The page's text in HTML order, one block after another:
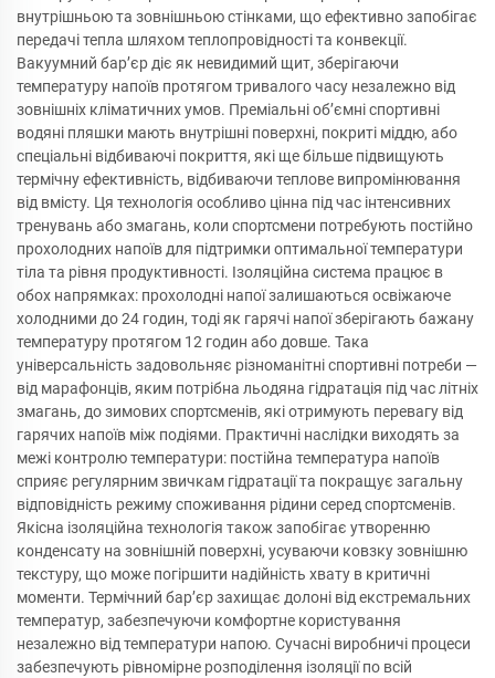
внутрішньою та зовнішньою стінками, що ефективно запобігає
передачі тепла шляхом теплопровідності та конвекції.
Вакуумний бар’єр діє як невидимий щит, зберігаючи
температуру напоїв протягом тривалого часу незалежно від
зовнішніх кліматичних умов. Преміальні об’ємні спортивні
водяні пляшки мають внутрішні поверхні, покриті міддю, або
спеціальні відбиваючі покриття, які ще більше підвищують
термічну ефективність, відбиваючи теплове випромінювання
від вмісту. Ця технологія особливо цінна під час інтенсивних
тренувань або змагань, коли спортсмени потребують постійно
прохолодних напоїв для підтримки оптимальної температури
тіла та рівня продуктивності. Ізоляційна система працює в
обох напрямках: прохолодні напої залишаються освіжаюче
холодними до 24 годин, тоді як гарячі напої зберігають бажану
температуру протягом 12 годин або довше. Така
універсальність задовольняє різноманітні спортивні потреби —
від марафонців, яким потрібна льодяна гідратація під час літніх
змагань, до зимових спортсменів, які отримують перевагу від
гарячих напоїв між подіями. Практичні наслідки виходять за
межі контролю температури: постійна температура напоїв
сприяє регулярним звичкам гідратації та покращує загальну
відповідність режиму споживання рідини серед спортсменів.
Якісна ізоляційна технологія також запобігає утворенню
конденсату на зовнішній поверхні, усуваючи ковзку зовнішню
текстуру, що може погіршити надійність хвату в критичні
моменти. Термічний бар’єр захищає долоні від екстремальних
температур, забезпечуючи комфортне користування
незалежно від температури напою. Сучасні виробничі процеси
забезпечують рівномірне розподілення ізоляції по всій